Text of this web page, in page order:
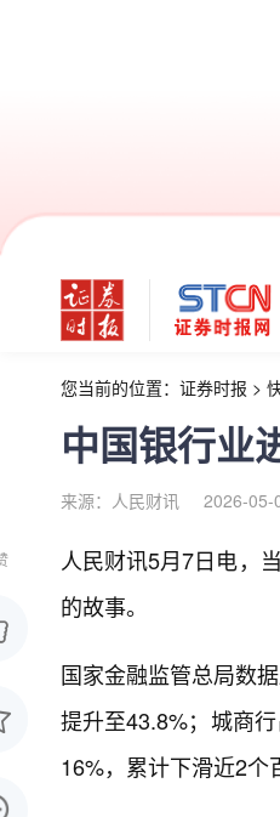
您当前的位置： 证券时报 >
中国银行业
来源：人民财讯 2026-05-
人民财讯5月7日电，
的故事。
国家金融监管总局数
提升至43.8%；城商
16%，累计下滑近2个